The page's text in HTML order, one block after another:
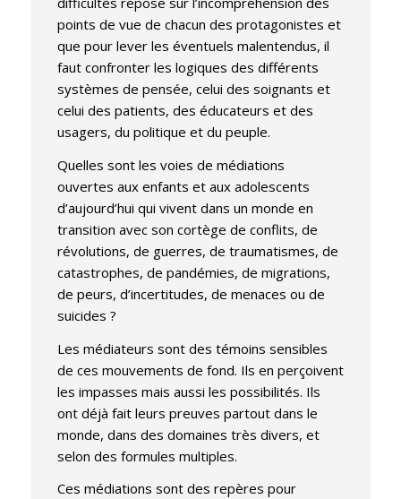
points de vue de chacun des protagonistes et
que pour lever les éventuels malentendus, il
faut confronter les logiques des différents
systèmes de pensée, celui des soignants et
celui des patients, des éducateurs et des
usagers, du politique et du peuple.
Quelles sont les voies de médiations
ouvertes aux enfants et aux adolescents
d’aujourd’hui qui vivent dans un monde en
transition avec son cortège de conflits, de
révolutions, de guerres, de traumatismes, de
catastrophes, de pandémies, de migrations,
de peurs, d’incertitudes, de menaces ou de
suicides ?
Les médiateurs sont des témoins sensibles
de ces mouvements de fond. Ils en perçoivent
les impasses mais aussi les possibilités. Ils
ont déjà fait leurs preuves partout dans le
monde, dans des domaines très divers, et
selon des formules multiples.
Ces médiations sont des repères pour